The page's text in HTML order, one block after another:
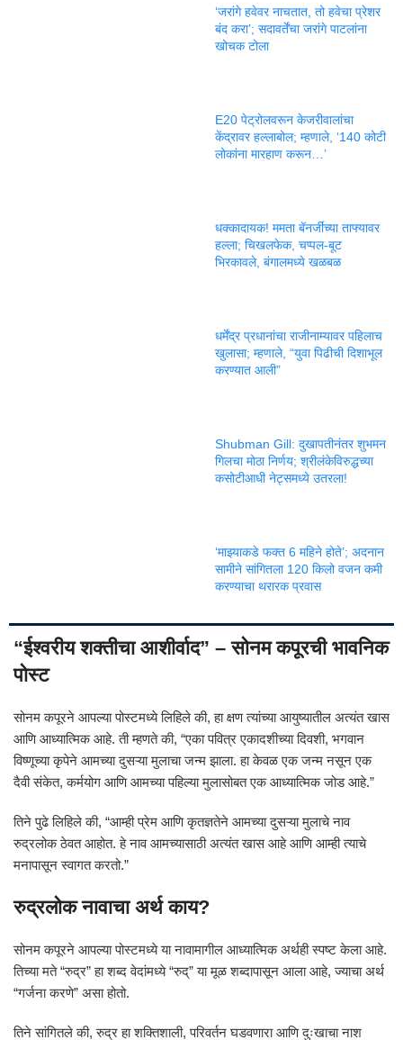
‘जरांगे हवेवर नाचतात, तो हवेचा प्रेशर
बंद करा’; सदावर्तेंचा जरांगे पाटलांना
खोचक टोला
E20 पेट्रोलवरून केजरीवालांचा
केंद्रावर हल्लाबोल; म्हणाले, ‘140 कोटी
लोकांना मारहाण करून…’
धक्कादायक! ममता बॅनर्जींच्या ताफ्यावर
हल्ला; चिखलफेक, चप्पल-बूट
भिरकावले, बंगालमध्ये खळबळ
धर्मेंद्र प्रधानांचा राजीनाम्यावर पहिलाच
खुलासा; म्हणाले, “युवा पिढीची दिशाभूल
करण्यात आली”
Shubman Gill: दुखापतीनंतर शुभमन
गिलचा मोठा निर्णय; श्रीलंकेविरुद्धच्या
कसोटीआधी नेट्समध्ये उतरला!
‘माझ्याकडे फक्त 6 महिने होते’; अदनान
सामीने सांगितला 120 किलो वजन कमी
करण्याचा थरारक प्रवास
“ईश्वरीय शक्तीचा आशीर्वाद” – सोनम कपूरची भावनिक
पोस्ट
सोनम कपूरने आपल्या पोस्टमध्ये लिहिले की, हा क्षण त्यांच्या आयुष्यातील अत्यंत खास
आणि आध्यात्मिक आहे. ती म्हणते की, “एका पवित्र एकादशीच्या दिवशी, भगवान
विष्णूच्या कृपेने आमच्या दुसऱ्या मुलाचा जन्म झाला. हा केवळ एक जन्म नसून एक
दैवी संकेत, कर्मयोग आणि आमच्या पहिल्या मुलासोबत एक आध्यात्मिक जोड आहे.”
तिने पुढे लिहिले की, “आम्ही प्रेम आणि कृतज्ञतेने आमच्या दुसऱ्या मुलाचे नाव
रुद्रलोक ठेवत आहोत. हे नाव आमच्यासाठी अत्यंत खास आहे आणि आम्ही त्याचे
मनापासून स्वागत करतो.”
रुद्रलोक नावाचा अर्थ काय?
सोनम कपूरने आपल्या पोस्टमध्ये या नावामागील आध्यात्मिक अर्थही स्पष्ट केला आहे.
तिच्या मते “रुद्र” हा शब्द वेदांमध्ये “रुद्” या मूळ शब्दापासून आला आहे, ज्याचा अर्थ
“गर्जना करणे” असा होतो.
तिने सांगितले की, रुद्र हा शक्तिशाली, परिवर्तन घडवणारा आणि दुःखाचा नाश